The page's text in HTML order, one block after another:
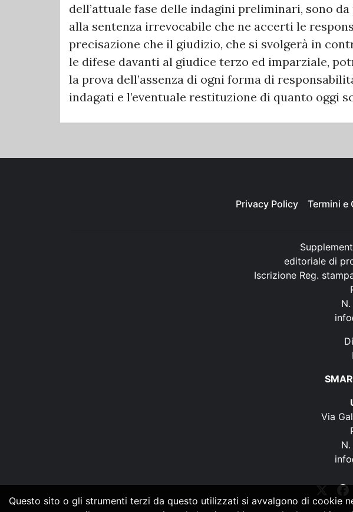
dell’attuale fase delle indagini preliminari, sono
alla sentenza irrevocabile che ne accerti le
precisazione che il giudizio, che si svolgerà in
le difese davanti al giudice terzo ed imparziale,
la prova dell’assenza di ogni forma di
indagati e l’eventuale restituzione di quanto oggi
Privacy Policy Termini e
editoriale di
Iscrizione Reg.
Via
Questo sito o gli strumenti terzi da questo utilizzati si avvalgono di cookie